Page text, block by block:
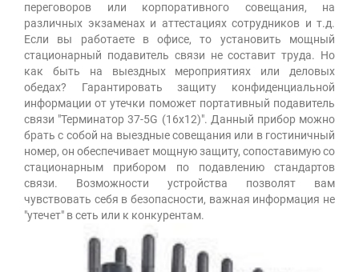
переговоров или корпоративного совещания, на
различных экзаменах и аттестациях сотрудников и т.д.
Если вы работаете в офисе, то установить мощный
стационарный подавитель связи не составит труда. Но
как быть на выездных мероприятиях или деловых
обедах? Гарантировать защиту конфиденциальной
информации от утечки поможет портативный подавитель
связи "Терминатор 37-5G (16х12)". Данный прибор можно
брать с собой на выездные совещания или в гостиничный
номер, он обеспечивает мощную защиту, сопоставимую со
стационарным прибором по подавлению стандартов
связи. Возможности устройства позволят вам
чувствовать себя в безопасности, важная информация не
"утечет" в сеть или к конкурентам.